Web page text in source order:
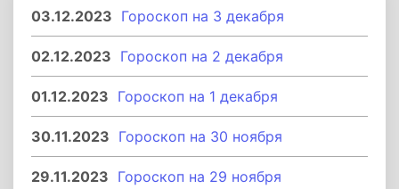
03.12.2023 Гороскоп на 3 декабря
02.12.2023 Гороскоп на 2 декабря
01.12.2023 Гороскоп на 1 декабря
30.11.2023 Гороскоп на 30 ноября
29.11.2023 Гороскоп на 29 ноября